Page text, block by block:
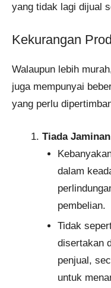
yang tidak lagi dijual
Kekurangan
Walaupun lebih
juga mempunyai
yang perlu
Tiada
dalam
pembelian.
Tidak
disertakan
penjual,
untuk